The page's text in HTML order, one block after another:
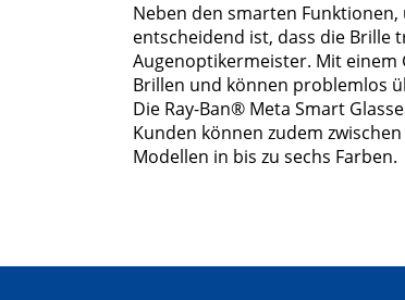
Neben den smarten
entscheidend ist, dass die
Augenoptikermeister. Mit einem
Brillen und können problemlos
Die Ray-Ban® Meta Smart
Kunden können zudem
Modellen in bis zu sechs Farben.